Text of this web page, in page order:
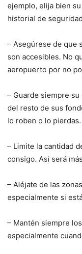
ejemplo, elija bien
historial de
– Asegúrese de que
son accesibles. No
aeropuerto por no
– Guarde siempre
del resto de sus
lo roben o lo pierdas.
– Limite la cantidad
consigo. Así será
– Aléjate de las
especialmente si
– Mantén siempre
especialmente